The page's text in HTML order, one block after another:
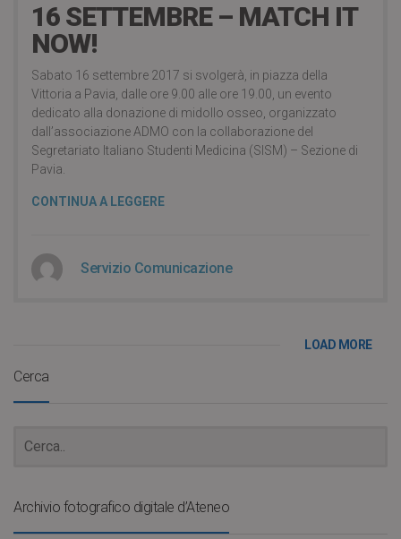
16 SETTEMBRE – MATCH IT
NOW!
Sabato 16 settembre 2017 si svolgerà, in piazza della
Vittoria a Pavia, dalle ore 9.00 alle ore 19.00, un evento
dedicato alla donazione di midollo osseo, organizzato
dall’associazione ADMO con la collaborazione del
Segretariato Italiano Studenti Medicina (SISM) – Sezione di
Pavia.
CONTINUA A LEGGERE
Servizio Comunicazione
LOAD MORE
Cerca
Archivio fotografico digitale d’Ateneo